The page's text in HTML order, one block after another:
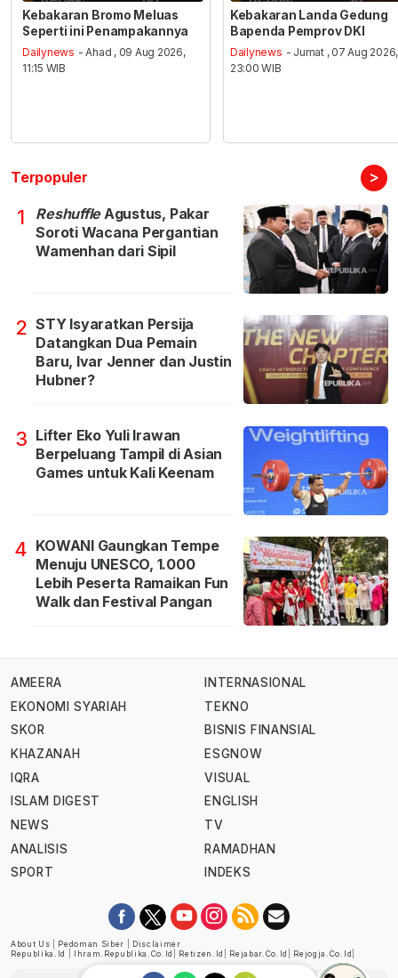
Kebakaran Bromo Meluas
Seperti ini Penampakannya
Dailynews - Ahad , 09 Aug 2026,
11:15 WIB
Kebakaran Landa Gedung
Bapenda Pemprov DKI
Dailynews - Jumat , 07 Aug 2026,
23:00 WIB
Terpopuler >
1 ReshuffleAgustus, Pakar
Soroti Wacana Pergantian
Wamenhan dari Sipil
2 STY Isyaratkan Persija
Datangkan Dua Pemain
Baru, Ivar Jenner dan Justin
Hubner?
3 Lifter Eko Yuli Irawan
Berpeluang Tampil di Asian
Games untuk Kali Keenam
4 KOWANI Gaungkan Tempe
Menuju UNESCO, 1.000
Lebih Peserta Ramaikan Fun
Walk dan Festival Pangan
AMEERA
EKONOMI SYARIAH
SKOR
KHAZANAH
IQRA
ISLAM DIGEST
NEWS
ANALISIS
SPORT
INTERNASIONAL
TEKNO
BISNIS FINANSIAL
ESGNOW
VISUAL
ENGLISH
TV
RAMADHAN
INDEKS
About Us Pedoman Siber
Disclaimer
Republika.id
Ihram.republika.co.id Retizen.id Rejabar.co.id Rejogja.co.id